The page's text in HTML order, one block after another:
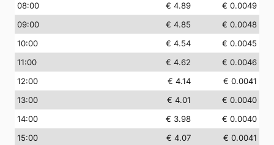
08:00 € 4.89
€ 0.0049
09:00 € 4.85
€ 0.0048
10:00 € 4.54
€ 0.0045
11:00 € 4.62
€ 0.0046
12:00 € 4.14
€ 0.0041
13:00 € 4.01
€ 0.0040
14:00 € 3.98
€ 0.0040
15:00 € 4.07
€ 0.0041